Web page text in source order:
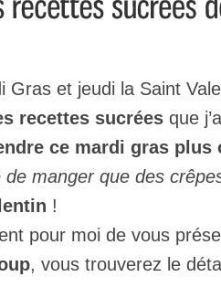
Gras et jeudi la Saint
recettes sucrées que
ce mardi gras plus
de manger que des
!
pour moi de vous
, vous trouverez le